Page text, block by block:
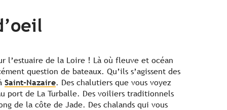
l’estuaire de la Loire ! Là où fleuve et océan
question de bateaux. Qu’ils s’agissent des
Saint-Nazaire. Des chalutiers que vous voyez
port de La Turballe. Des voiliers traditionnels
de la côte de Jade. Des chalands qui vous